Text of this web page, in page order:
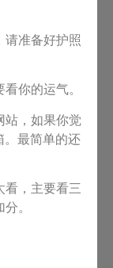
请准备好护照
你的运气。
站，如果你觉
。最简单的还
看，主要看三
。